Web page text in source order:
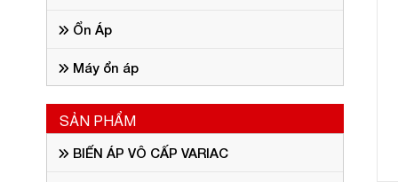
Ổn Áp
Máy ổn áp
SẢN PHẨM
BIẾN ÁP VÔ CẤP VARIAC